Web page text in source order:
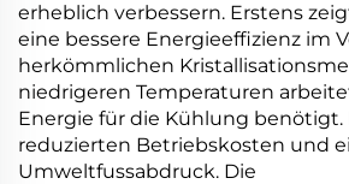
erheblich verbessern. Erstens
eine bessere Energieeffizienz im
herkömmlichen
niedrigeren Temperaturen
Energie für die Kühlung benötigt.
reduzierten Betriebskosten und
Umweltfussabdruck. Die